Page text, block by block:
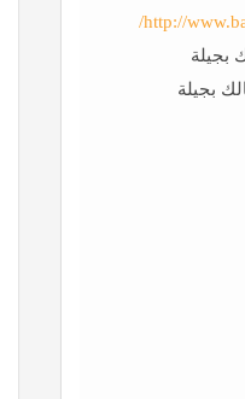
http://
بجيلة
بجيلة